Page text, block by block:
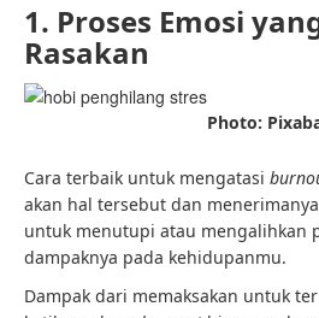
1. Proses Emosi
Rasakan
Photo:
Cara terbaik untuk mengatasi
akan hal tersebut dan
untuk menutupi atau mengalihkan
dampaknya pada kehidupanmu.
Dampak dari memaksakan untuk